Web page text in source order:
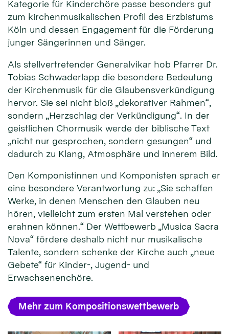
Kategorie für Kinderchöre passe besonders gut
zum kirchenmusikalischen Profil des Erzbistums
Köln und dessen Engagement für die Förderung
junger Sängerinnen und Sänger.
Als stellvertretender Generalvikar hob Pfarrer Dr.
Tobias Schwaderlapp die besondere Bedeutung
der Kirchenmusik für die Glaubensverkündigung
hervor. Sie sei nicht bloß „dekorativer Rahmen“,
sondern „Herzschlag der Verkündigung“. In der
geistlichen Chormusik werde der biblische Text
„nicht nur gesprochen, sondern gesungen“ und
dadurch zu Klang, Atmosphäre und innerem Bild.
Den Komponistinnen und Komponisten sprach er
eine besondere Verantwortung zu: „Sie schaffen
Werke, in denen Menschen den Glauben neu
hören, vielleicht zum ersten Mal verstehen oder
erahnen können.“ Der Wettbewerb „Musica Sacra
Nova“ fördere deshalb nicht nur musikalische
Talente, sondern schenke der Kirche auch „neue
Gebete“ für Kinder-, Jugend- und
Erwachsenenchöre.
Mehr zum Kompositionswettbewerb